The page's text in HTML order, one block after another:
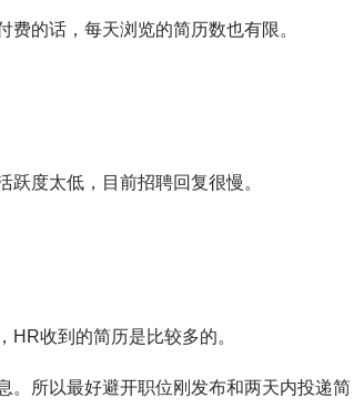
的话，每天浏览的简历数也有限。
度太低，目前招聘回复很慢。
收到的简历是比较多的。
。所以最好避开职位刚发布和两天内投递简